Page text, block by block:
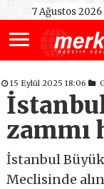
7 Ağustos 2026
15 Eylül 2025 18:06
zammı
İstanbul
Meclisinde